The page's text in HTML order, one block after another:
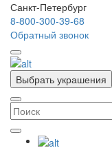
Санкт-Петербург
8-800-300-39-68
Обратный звонок
Выбрать украшения